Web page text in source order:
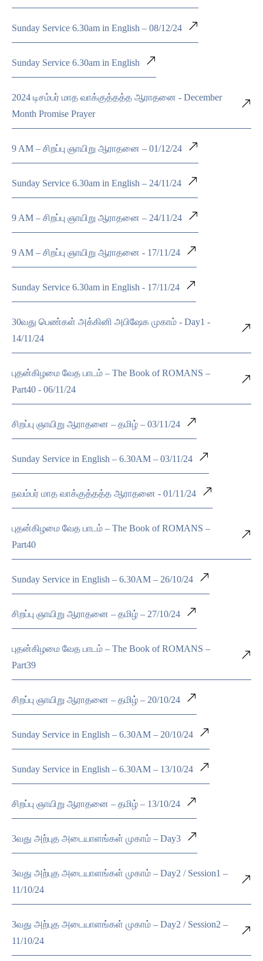
Sunday Service 6.30am in English – 08/12/24
Sunday Service 6.30am in English
2024 டிசம்பர் மாத வாக்குத்தத்த ஆராதனை - December
Month Promise Prayer
9 AM – சிறப்பு ஞாயிறு ஆராதனை – 01/12/24
Sunday Service 6.30am in English – 24/11/24
9 AM – சிறப்பு ஞாயிறு ஆராதனை – 24/11/24
9 AM – சிறப்பு ஞாயிறு ஆராதனை - 17/11/24
Sunday Service 6.30am in English - 17/11/24
30வது பெண்கள் அக்கினி அபிஷேக முகாம் - Day1 -
14/11/24
புதன்கிழமை வேத பாடம் – The Book of ROMANS –
Part40 - 06/11/24
சிறப்பு ஞாயிறு ஆராதனை – தமிழ் – 03/11/24
Sunday Service in English – 6.30AM – 03/11/24
நவம்பர் மாத வாக்குத்தத்த ஆராதனை - 01/11/24
புதன்கிழமை வேத பாடம் – The Book of ROMANS –
Part40
Sunday Service in English – 6.30AM – 26/10/24
சிறப்பு ஞாயிறு ஆராதனை – தமிழ் – 27/10/24
புதன்கிழமை வேத பாடம் – The Book of ROMANS –
Part39
சிறப்பு ஞாயிறு ஆராதனை – தமிழ் – 20/10/24
Sunday Service in English – 6.30AM – 20/10/24
Sunday Service in English – 6.30AM – 13/10/24
சிறப்பு ஞாயிறு ஆராதனை – தமிழ் – 13/10/24
3வது அற்புத அடையாளங்கள் முகாம் – Day3
3வது அற்புத அடையாளங்கள் முகாம் – Day2 / Session1 –
11/10/24
3வது அற்புத அடையாளங்கள் முகாம் – Day2 / Session2 –
11/10/24